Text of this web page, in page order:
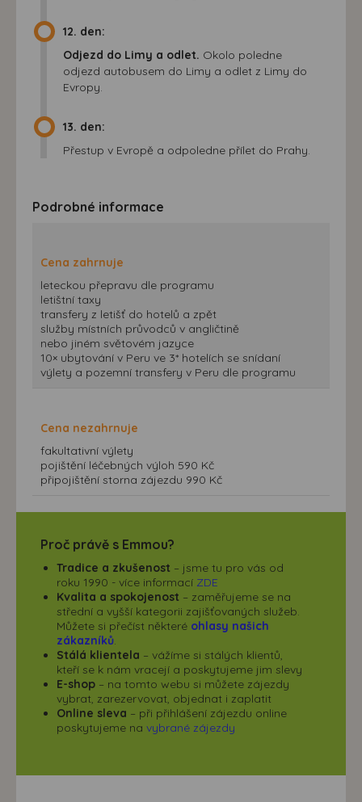
12. den:
Odjezd do Limy a odlet. Okolo poledne
odjezd autobusem do Limy a odlet z Limy do
Evropy.
13. den:
Přestup v Evropě a odpoledne přílet do Prahy.
Podrobné informace
Cena zahrnuje
leteckou přepravu dle programu
letištní taxy
transfery z letišť do hotelů a zpět
služby místních průvodců v angličtině
nebo jiném světovém jazyce
10× ubytování v Peru ve 3* hotelích se snídaní
výlety a pozemní transfery v Peru dle programu
Cena nezahrnuje
fakultativní výlety
pojištění léčebných výloh 590 Kč
připojištění storna zájezdu 990 Kč
Proč právě s Emmou?
Tradice a zkušenost – jsme tu pro vás od
roku 1990 - více informací ZDE
Kvalita a spokojenost – zaměřujeme se na
střední a vyšší kategorii zajišťovaných služeb.
Můžete si přečíst některé ohlasy našich
zákazníků
Stálá klientela – vážíme si stálých klientů,
kteří se k nám vracejí a poskytujeme jim slevy
E-shop – na tomto webu si můžete zájezdy
vybrat, zarezervovat, objednat i zaplatit
Online sleva – při přihlášení zájezdu online
poskytujeme na vybrané zájezdy